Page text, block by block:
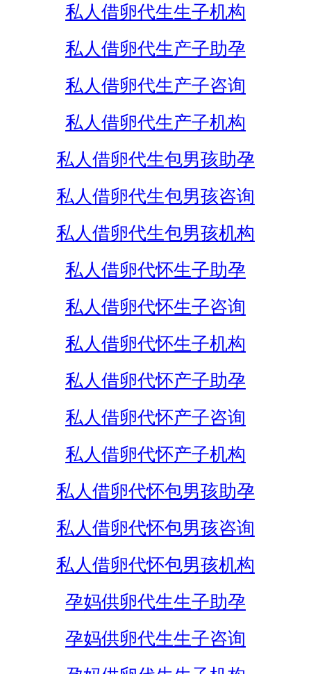
私人借卵代生生子机构
私人借卵代生产子助孕
私人借卵代生产子咨询
私人借卵代生产子机构
私人借卵代生包男孩助孕
私人借卵代生包男孩咨询
私人借卵代生包男孩机构
私人借卵代怀生子助孕
私人借卵代怀生子咨询
私人借卵代怀生子机构
私人借卵代怀产子助孕
私人借卵代怀产子咨询
私人借卵代怀产子机构
私人借卵代怀包男孩助孕
私人借卵代怀包男孩咨询
私人借卵代怀包男孩机构
孕妈供卵代生生子助孕
孕妈供卵代生生子咨询